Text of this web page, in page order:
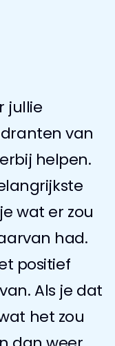
jullie
van
helpen.
wat er zou
had.
positief
Als je dat
het zou